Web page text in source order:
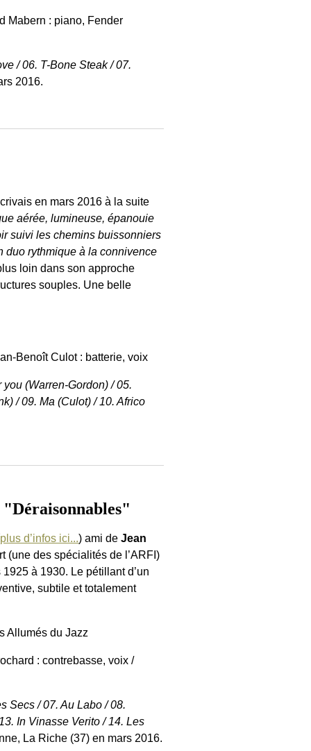
Mabern : piano, Fender
/ 06. T-Bone Steak / 07.
2016.
en mars 2016 à la suite
aérée, lumineuse, épanouie
suivi les chemins buissonniers
duo rythmique à la connivence
loin dans son approche
souples. Une belle
Benoît Culot : batterie, voix
(Warren-Gordon) / 05.
/ 09. Ma (Culot) / 10. Africo
plus d’infos ici...) ami deJean
(une des spécialités de l’ARFI)
à 1930. Le pétillant d’un
subtile et totalement
Allumés du Jazz
: contrebasse, voix /
Secs / 07. Au Labo / 08.
In Vinasse Verito / 14. Les
La Riche (37) en mars 2016.